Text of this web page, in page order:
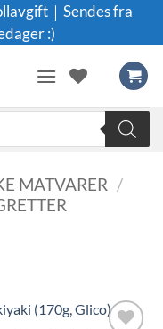
｜Sendes fra
:)
MATVARER /